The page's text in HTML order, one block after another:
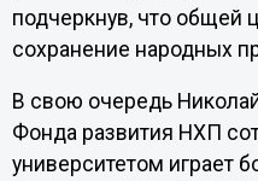
подчеркнув, что общей
сохранение народных
В свою очередь
Фонда развития НХП
университетом играет